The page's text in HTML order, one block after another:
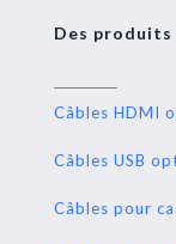
Des produits
Câbles HDMI
Câbles USB
Câbles pour